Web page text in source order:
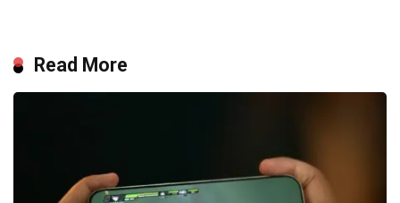
Read More